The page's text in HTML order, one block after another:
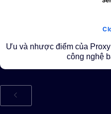
Ưu và nhược điểm của
công nghệ